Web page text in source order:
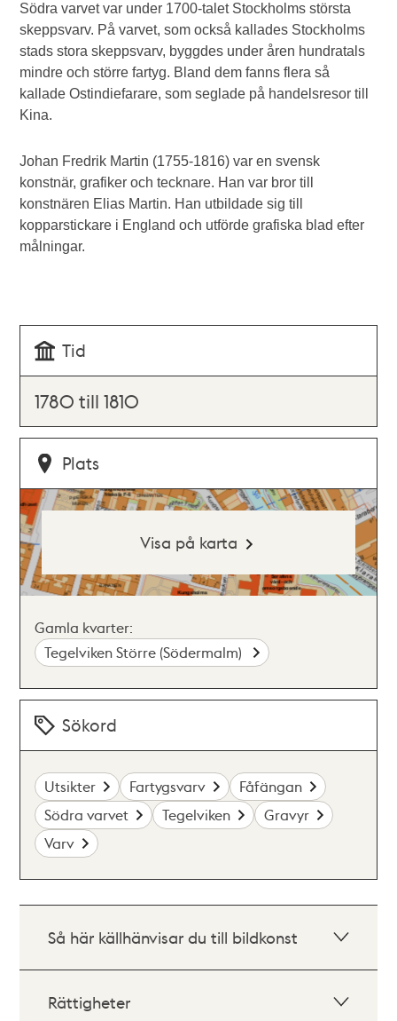
Södra varvet var under 1700-talet Stockholms största
skeppsvarv. På varvet, som också kallades Stockholms
stads stora skeppsvarv, byggdes under åren hundratals
mindre och större fartyg. Bland dem fanns flera så
kallade Ostindiefarare, som seglade på handelsresor till
Kina.
Johan Fredrik Martin (1755-1816) var en svensk
konstnär, grafiker och tecknare. Han var bror till
konstnären Elias Martin. Han utbildade sig till
kopparstickare i England och utförde grafiska blad efter
målningar.
Tid
1780 till 1810
Plats
Visa på karta
Gamla kvarter:
Tegelviken Större (Södermalm)
Sökord
Utsikter Fartygsvarv
Fåfängan
Södra varvet
Tegelviken
Gravyr
Varv
Så här källhänvisar du till bildkonst
Rättigheter